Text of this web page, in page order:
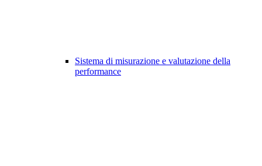
Sistema di misurazione e valutazione della
performance